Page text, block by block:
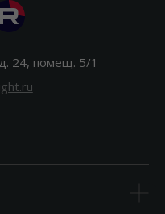
24, помещ. 5/1